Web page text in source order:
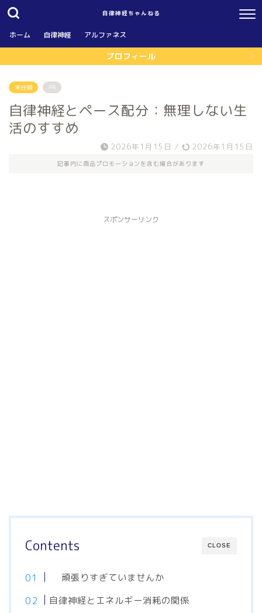
自律神経ちゃんねる
ホーム 自律神経 アルファネス
プロフィール
未分類 PR
自律神経とペース配分：無理しない生
活のすすめ
2026年1月15日 / 2026年1月15日
記事内に商品プロモーションを含む場合があります
スポンサーリンク
CLOSE
Contents
頑張りすぎていませんか
自律神経とエネルギー消耗の関係